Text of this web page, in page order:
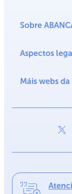
Sobre
Aspectos
Máis webs da